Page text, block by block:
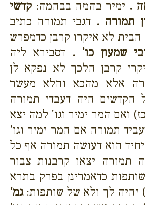
. ימיר בהמה בבהמה: קדשי
תמורה . דגבי תמורה כתיב
הבית לא איקרו קרבן כדמפרש
שמעון כו' . דסבירא ליה
קרבן הלכך לא נפקא לן
אלא מהכא והלא מעשר
הקדשים היה דעבדי תמורה
ואם המר ימיר וגו' למה יצא
תמורה אם המר ימיר וגו'
הוא דעושה תמורה אף כל
תמורה יצאו קרבנות צבור
כדאמרינן בפרק בתרא
יהיה לך ולא של שותפות:גמ'